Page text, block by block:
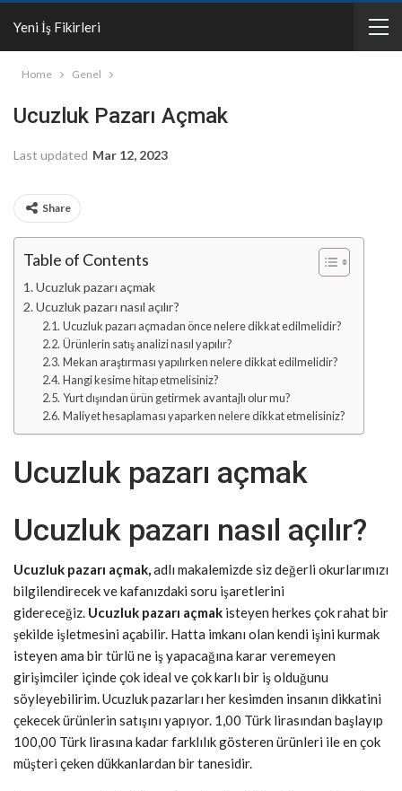
Yeni İş Fikirleri
Home Genel
Ucuzluk Pazarı Açmak
Last updated Mar 12, 2023
Share
Table of Contents
Ucuzluk pazarı açmak
Ucuzluk pazarı nasıl açılır?
Ucuzluk pazarı açmadan önce nelere dikkat edilmelidir?
Ürünlerin satış analizi nasıl yapılır?
Mekan araştırması yapılırken nelere dikkat edilmelidir?
Hangi kesime hitap etmelisiniz?
Yurt dışından ürün getirmek avantajlı olur mu?
Maliyet hesaplaması yaparken nelere dikkat etmelisiniz?
Ucuzluk pazarı açmak
Ucuzluk pazarı nasıl açılır?
Ucuzluk pazarı açmak,adlı makalemizde siz değerli okurlarımızı
bilgilendirecek ve kafanızdaki soru işaretlerini
gidereceğiz. Ucuzluk pazarı açmak isteyen herkes çok rahat bir
şekilde işletmesini açabilir. Hatta imkanı olan kendi işini kurmak
isteyen ama bir türlü ne iş yapacağına karar veremeyen
girişimciler içinde çok ideal ve çok karlı bir iş olduğunu
söyleyebilirim. Ucuzluk pazarları her kesimden insanın dikkatini
çekecek ürünlerin satışını yapıyor. 1,00 Türk lirasından başlayıp
100,00 Türk lirasına kadar farklılık gösteren ürünleri ile en çok
müşteri çeken dükkanlardan bir tanesidir.